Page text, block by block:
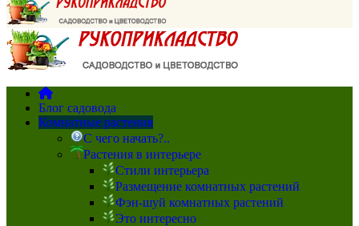
Блог садовода
Комнатные растения
С чего начать?..
Растения в интерьере
Стили интерьера
Размещение комнатных растений
Фэн-шуй комнатных растений
Это интересно